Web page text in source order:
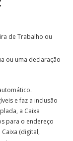
de Trabalho ou
ou uma declaração
e faz a inclusão
a Caixa
para o endereço
(digital,